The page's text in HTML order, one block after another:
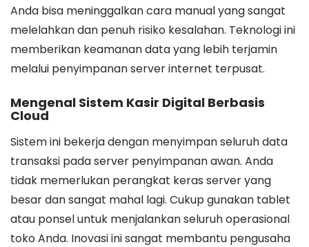
Anda bisa meninggalkan cara manual yang sangat
melelahkan dan penuh risiko kesalahan. Teknologi ini
memberikan keamanan data yang lebih terjamin
melalui penyimpanan server internet terpusat.
Mengenal Sistem Kasir Digital Berbasis
Cloud
Sistem ini bekerja dengan menyimpan seluruh data
transaksi pada server penyimpanan awan. Anda
tidak memerlukan perangkat keras server yang
besar dan sangat mahal lagi. Cukup gunakan tablet
atau ponsel untuk menjalankan seluruh operasional
toko Anda. Inovasi ini sangat membantu pengusaha